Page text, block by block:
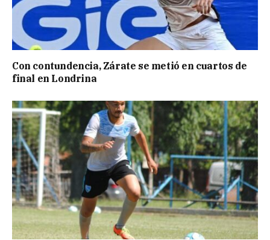
Con contundencia, Zárate se metió en cuartos de
final en Londrina